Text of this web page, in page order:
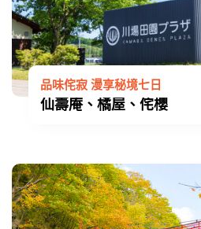
品味侘寂 漫享秘境七日
仙壽庵、橘屋、侘櫻